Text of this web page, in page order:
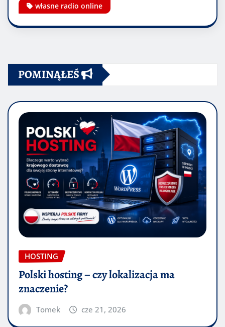
własne radio online
POMINĄŁEŚ
HOSTING
Polski hosting – czy lokalizacja ma
znaczenie?
Tomek cze 21, 2026